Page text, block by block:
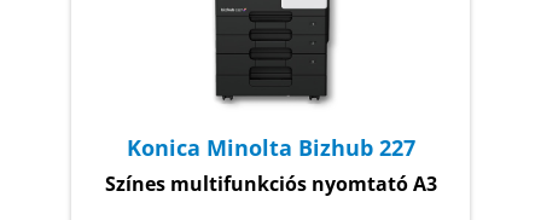
Konica Minolta Bizhub 227
Színes multifunkciós nyomtató A3